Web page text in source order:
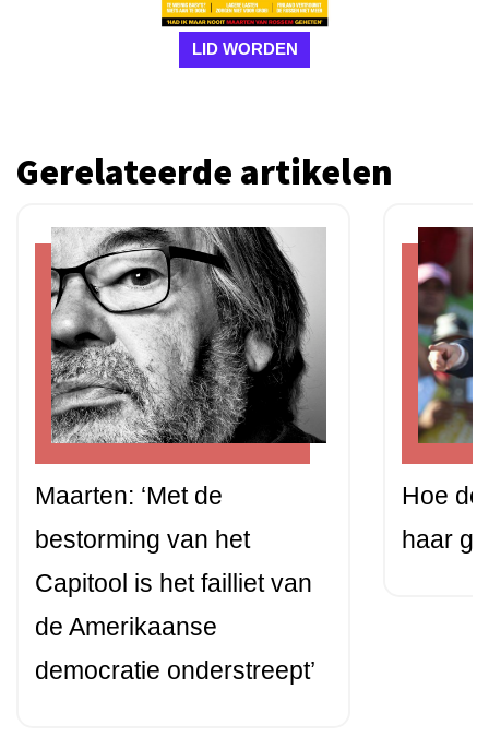
LID WORDEN
Gerelateerde artikelen
Maarten: ‘Met de
bestorming van het
Capitool is het failliet van
de Amerikaanse
democratie onderstreept’
Hoe
haar